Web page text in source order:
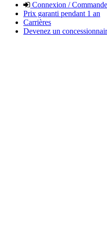
Connexion /
Prix garanti pendant 1 an
Carrières
Devenez un